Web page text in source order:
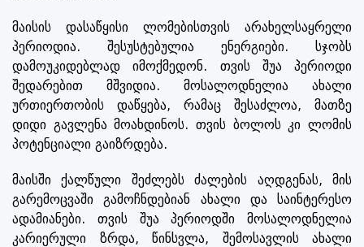
მაისის დასაწყისი ლომებისთვის არახელსაყრელი
პერიოდია. შესუსტებულია ენერგიები. სჯობს
დამოუკიდებლად იმოქმედონ. თვის შუა პერიოდი
შედარებით მშვიდია. მოსალოდნელია ახალი
ურთიერთობის დაწყება, რამაც შესაძლოა, მათზე
დიდი გავლენა მოახდინოს. თვის ბოლოს კი ლომის
პოტენციალი გაიზრდება.
მაისში ქალწული შეძლებს ძალების აღდგენას, მის
გარემოცვაში გამოჩნდებიან ახალი და საინტერესო
ადამიანები. თვის შუა პერიოდში მოსალოდნელია
კარიერული ზრდა, წინსვლა, შემოსავლის ახალი